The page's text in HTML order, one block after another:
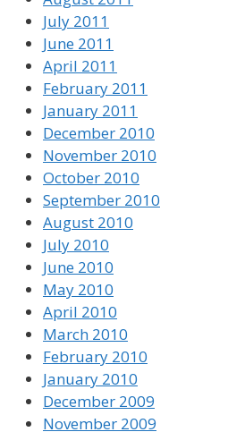
July 2011
June 2011
April 2011
February 2011
January 2011
December 2010
November 2010
October 2010
September 2010
August 2010
July 2010
June 2010
May 2010
April 2010
March 2010
February 2010
January 2010
December 2009
November 2009